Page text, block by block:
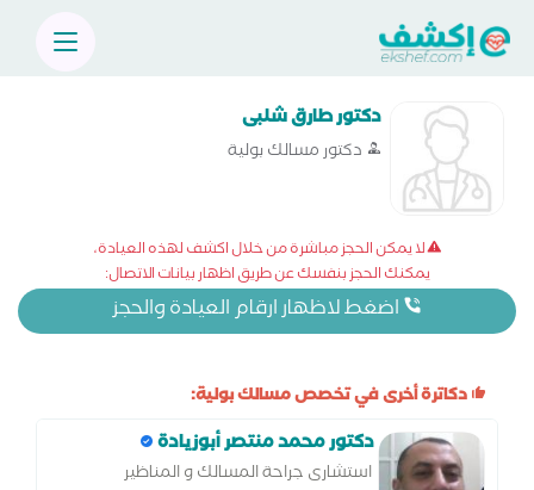
دكتور طارق شلبى
دكتور مسالك بولية
لا يمكن الحجز مباشرة من خلال اكشف لهذه العيادة،
يمكنك الحجز بنفسك عن طريق اظهار بيانات الاتصال:
اضغط لاظهار ارقام العيادة والحجز
دكاترة أخرى في تخصص مسالك بولية:
دكتور محمد منتصر أبوزيادة
استشارى جراحة المسالك و المناظير